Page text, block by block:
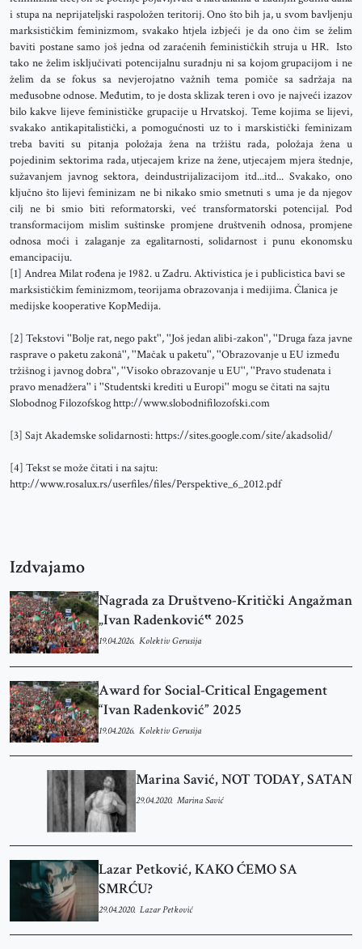
i stupa na neprijateljski raspoložen teritorij. Ono što bih ja, u svom bavljenju
marksističkim feminizmom, svakako htjela izbjeći je da ono čim se želim
baviti postane samo još jedna od zaraćenih feminističkih struja u HR. Isto
tako ne želim isključivati potencijalnu suradnju ni sa kojom grupacijom i ne
želim da se fokus sa nevjerojatno važnih tema pomiče sa sadržaja na
međusobne odnose. Međutim, to je dosta sklizak teren i ovo je najveći izazov
bilo kakve lijeve feminističke grupacije u Hrvatskoj. Teme kojima se lijevi,
svakako antikapitalistički, a pomogućnosti uz to i marskistički feminizam
treba baviti su pitanja položaja žena na tržištu rada, položaja žena u
pojedinim sektorima rada, utjecajem krize na žene, utjecajem mjera štednje,
sužavanjem javnog sektora, deindustrijalizacijom itd...itd... Svakako, ono
ključno što lijevi feminizam ne bi nikako smio smetnuti s uma je da njegov
cilj ne bi smio biti reformatorski, već transformatorski potencijal. Pod
transformacijom mislim suštinske promjene društvenih odnosa, promjene
odnosa moći i zalaganje za egalitarnosti, solidarnost i punu ekonomsku
emancipaciju.
[1] Andrea Milat rođena je 1982. u Zadru. Aktivistica je i publicistica bavi se
marksističkim feminizmom, teorijama obrazovanja i medijima. Članica je
medijske kooperative KopMedija.
[2] Tekstovi ''Bolje rat, nego pakt'', ''Još jedan alibi-zakon'', ''Druga faza javne
rasprave o paketu zakonâ'', ''Mačak u paketu'', ''Obrazovanje u EU između
tržišnog i javnog dobra'', ''Visoko obrazovanje u EU'', ''Pravo studenata i
pravo menadžera'' i ''Studentski krediti u Europi'' mogu se čitati na sajtu
Slobodnog Filozofskog http://www.slobodnifilozofski.com
[3] Sajt Akademske solidarnosti: https://sites.google.com/site/akadsolid/
[4] Tekst se može čitati i na sajtu:
http://www.rosalux.rs/userfiles/files/Perspektive_6_2012.pdf
Izdvajamo
Nagrada za Društveno-Kritički Angažman
„Ivan Radenković‟ 2025
19.04.2026. Kolektiv Gerusija
Award for Social-Critical Engagement
“Ivan Radenković” 2025
19.04.2026. Kolektiv Gerusija
Marina Savić, NOT TODAY, SATAN
29.04.2020. Marina Savić
Lazar Petković, KAKO ĆEMO SA
SMRĆU?
29.04.2020. Lazar Petković